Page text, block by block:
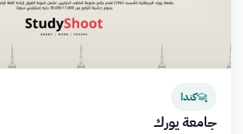
كندا
جامعة يورك